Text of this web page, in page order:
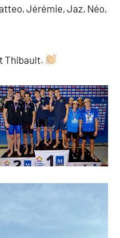
Jérémie, Jaz, Néo,
Thibault.